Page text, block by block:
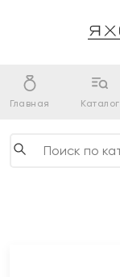
Главная Каталог